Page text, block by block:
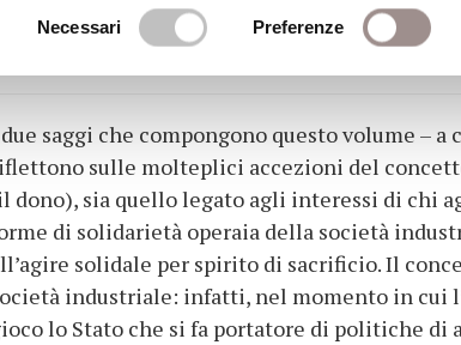
Necessari Preferenze
solidarietà
saggi che compongono questo volume –
sulle molteplici accezioni del
dono), sia quello legato agli interessi di chi
di solidarietà operaia della società
solidale per spirito di sacrificio. Il
industriale: infatti, nel momento in cui
lo Stato che si fa portatore di politiche di